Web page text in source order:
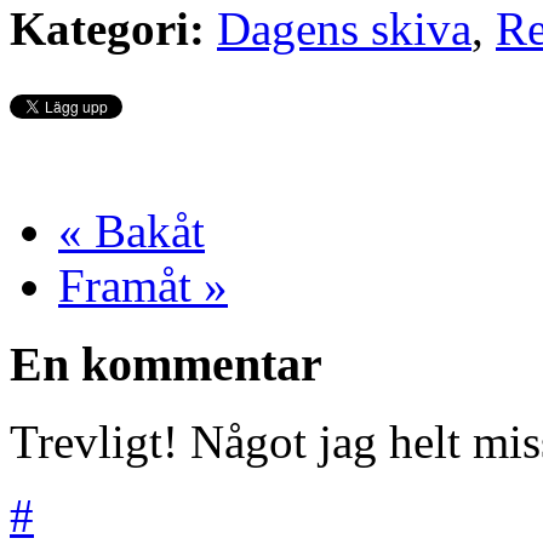
Kategori: Dagens skiva,
« Bakåt
Framåt »
En kommentar
Trevligt! Något jag helt
#